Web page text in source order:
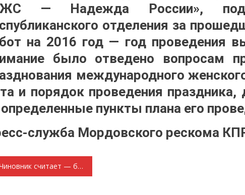
— Надежда России»,
отделения за
на 2016 год — год проведения
было отведено вопросам
международного
и порядок проведения праздника,
определенные пункты плана его
служба Мордовского рескома
считает — бензин дорожает